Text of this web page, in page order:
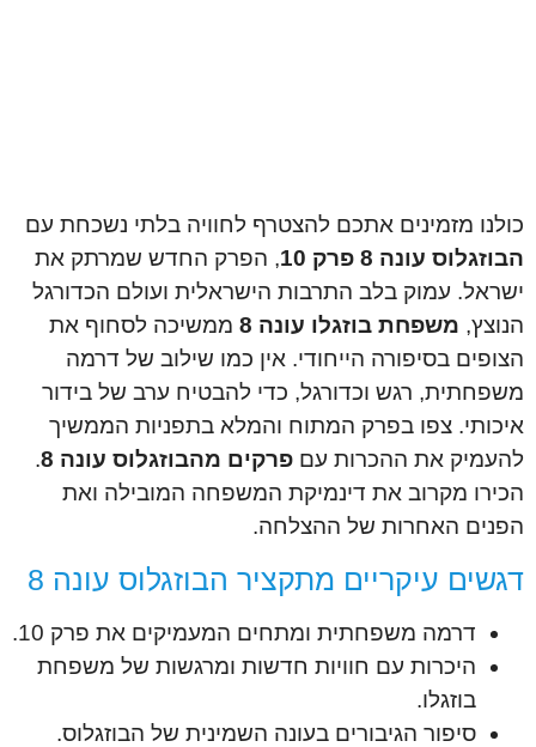
כולנו מזמינים אתכם להצטרף לחוויה בלתי נשכחת עם
הבוזגלוס עונה 8 פרק 10
, הפרק החדש שמרתק את
ישראל. עמוק בלב התרבות הישראלית ועולם הכדורגל
הנוצץ, משפחת בוזגלו עונה 8
ממשיכה לסחוף את
הצופים בסיפורה הייחודי. אין כמו שילוב של דרמה
משפחתית, רגש וכדורגל, כדי להבטיח ערב של בידור
איכותי. צפו בפרק המתוח והמלא בתפניות הממשיך
להעמיק את ההכרות עם פרקים מהבוזגלוס עונה 8
.
הכירו מקרוב את דינמיקת המשפחה המובילה ואת
הפנים האחרות של ההצלחה.
דגשים עיקריים מתקציר הבוזגלוס עונה 8
דרמה משפחתית ומתחים המעמיקים את פרק 10.
היכרות עם חוויות חדשות ומרגשות של משפחת
בוזגלו.
סיפור הגיבורים בעונה השמינית של הבוזגלוס.